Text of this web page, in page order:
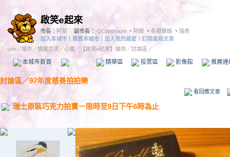
啟笑e起來
市長： 阿菊 副市長： QContinuum 、 阿娘 、 長腿姊姊 、 瑞奇
加入本城市
推薦本城市 加入我的最愛
訂閱最新文章
udn／城市／情感交流／心靈 ／ 【啟笑e起來】城市／討論區／
本城市首頁 討論區 精華區 投票區 影像館 推薦連
討論區／97年度慈善拍拍樂
看回應文章
瑞士原裝巧克力拍賣－限時至9日下午6時為止